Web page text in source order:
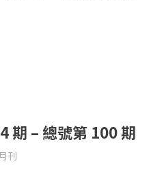
期 – 總號第 100 期
刊